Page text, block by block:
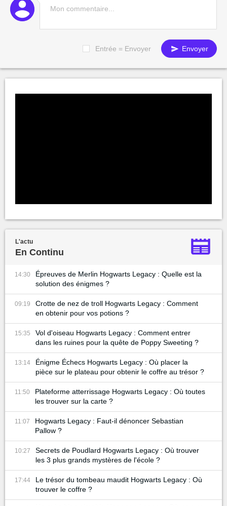
Entrée = Envoyer Envoyer
L'actu
En Continu
14:30
Épreuves de Merlin Hogwarts Legacy : Quelle est la
solution des énigmes ?
09:19
Crotte de nez de troll Hogwarts Legacy : Comment
en obtenir pour vos potions ?
15:35
Vol d'oiseau Hogwarts Legacy : Comment entrer
dans les ruines pour la quête de Poppy Sweeting ?
13:14
Énigme Échecs Hogwarts Legacy : Où placer la
pièce sur le plateau pour obtenir le coffre au trésor ?
11:50
Plateforme atterrissage Hogwarts Legacy : Où toutes
les trouver sur la carte ?
11:07
Hogwarts Legacy : Faut-il dénoncer Sebastian
Pallow ?
10:27
Secrets de Poudlard Hogwarts Legacy : Où trouver
les 3 plus grands mystères de l'école ?
17:44
Le trésor du tombeau maudit Hogwarts Legacy : Où
trouver le coffre ?